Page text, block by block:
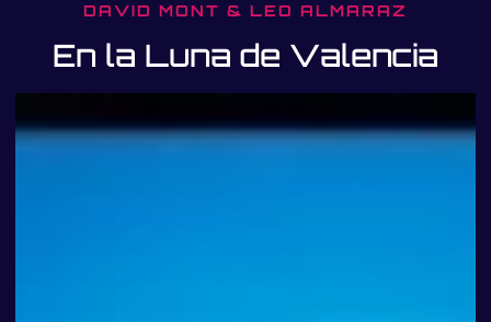
DAVID MONT & LEO ALMARAZ
En la Luna de Valencia